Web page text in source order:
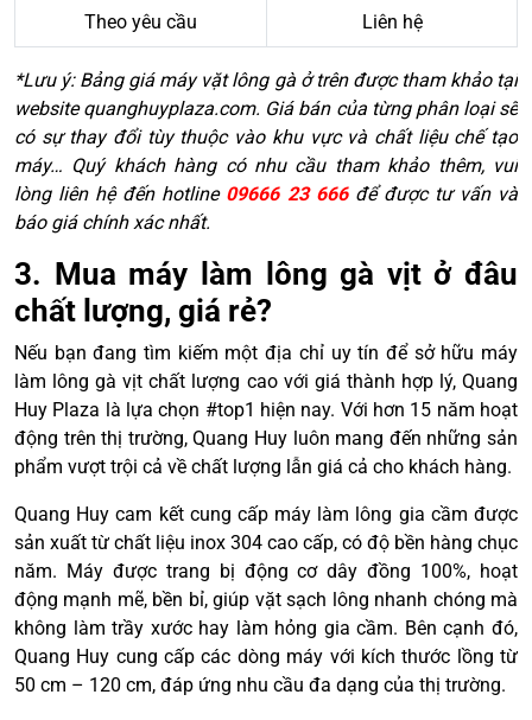
Theo yêu cầu Liên hệ
*Lưu ý: Bảng giá máy vặt lông gà ở trên được tham khảo tại
website quanghuyplaza.com. Giá bán của từng phân loại sẽ
có sự thay đổi tùy thuộc vào khu vực và chất liệu chế tạo
máy… Quý khách hàng có nhu cầu tham khảo thêm, vui
lòng liên hệ đến hotline 09666 23 666để được tư vấn và
báo giá chính xác nhất.
3. Mua máy làm lông gà vịt ở đâu
chất lượng, giá rẻ?
Nếu bạn đang tìm kiếm một địa chỉ uy tín để sở hữu máy
làm lông gà vịt chất lượng cao với giá thành hợp lý, Quang
Huy Plaza là lựa chọn #top1 hiện nay. Với hơn 15 năm hoạt
động trên thị trường, Quang Huy luôn mang đến những sản
phẩm vượt trội cả về chất lượng lẫn giá cả cho khách hàng.
Quang Huy cam kết cung cấp máy làm lông gia cầm được
sản xuất từ chất liệu inox 304 cao cấp, có độ bền hàng chục
năm. Máy được trang bị động cơ dây đồng 100%, hoạt
động mạnh mẽ, bền bỉ, giúp vặt sạch lông nhanh chóng mà
không làm trầy xước hay làm hỏng gia cầm. Bên cạnh đó,
Quang Huy cung cấp các dòng máy với kích thước lồng từ
50 cm – 120 cm, đáp ứng nhu cầu đa dạng của thị trường.